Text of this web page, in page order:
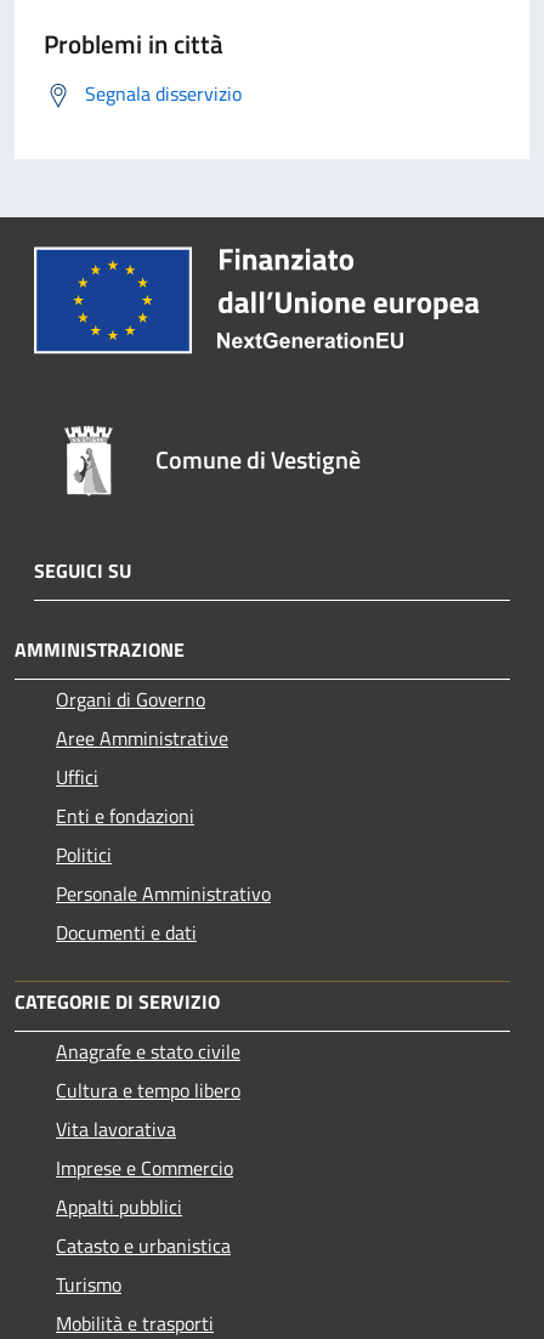
Problemi in città
Segnala disservizio
Comune di Vestignè
SEGUICI SU
AMMINISTRAZIONE
Organi di Governo
Aree Amministrative
Uffici
Enti e fondazioni
Politici
Personale Amministrativo
Documenti e dati
CATEGORIE DI SERVIZIO
Anagrafe e stato civile
Cultura e tempo libero
Vita lavorativa
Imprese e Commercio
Appalti pubblici
Catasto e urbanistica
Turismo
Mobilità e trasporti